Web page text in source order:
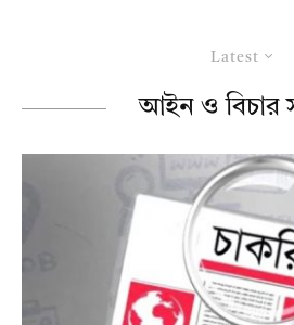
Latest
আইন ও বিচার